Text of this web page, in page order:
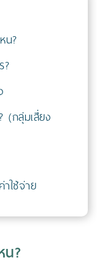
น?
?
(กลุ่มเสี่ยง
ใช้จ่าย
?